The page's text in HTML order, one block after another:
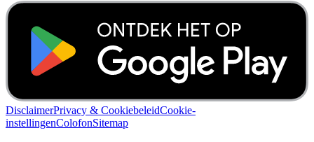
DisclaimerPrivacy & CookiebeleidCookie-
instellingenColofonSitemap